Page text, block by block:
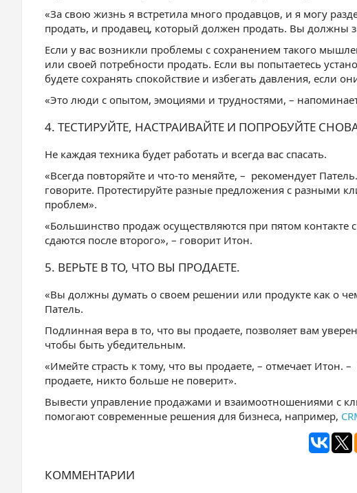
«За свою жизнь я встретила много продавцов, и я могу
продать, и продавец, который должен продать. Вы должны
Если у вас возникли проблемы с сохранением такого
или своей потребности продать. Если вы попытаетесь
будете сохранять спокойствие и избегать давления, если
«Это люди с опытом, эмоциями и трудностями, –
4. ТЕСТИРУЙТЕ, НАСТРАИВАЙТЕ И ПОПРОБУЙТЕ
Не каждая техника будет работать и всегда вас спасать.
«Всегда повторяйте и что-то меняйте, – рекомендует
говорите. Протестируйте разные предложения с разными
проблем».
«Большинство продаж осуществляются при пятом
сдаются после второго», – говорит Итон.
5. ВЕРЬТЕ В ТО, ЧТО ВЫ ПРОДАЕТЕ.
«Вы должны думать о своем решении или продукте как о
Патель.
Подлинная вера в то, что вы продаете, позволяет вам
чтобы быть убедительным.
«Имейте страсть к тому, что вы продаете, – отмечает Итон.
продаете, никто больше не поверит».
Вывести управление продажами и взаимоотношениями с
помогают современные решения для бизнеса, например,
КОММЕНТАРИИ